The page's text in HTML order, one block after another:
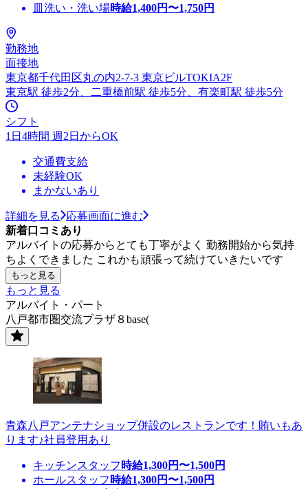
皿洗い・洗い場時給1,400円〜1,750円
勤務地
面接地
東京都千代田区丸の内2-7-3 東京ビルTOKIA2F
東京駅 徒歩2分、二重橋前駅 徒歩5分、有楽町駅 徒歩5分
シフト
1日4時間 週2日からOK
交通費支給
未経験OK
まかないあり
詳細を見る
応募画面に進む
新着口コミあり
アルバイトの応募からとても丁寧がよく 勤務開始から気持
ちよくできました これかも頑張って続けていきたいです
もっと見る
もっと見る
アルバイト・パート
八戸都市圏交流プラザ８base(
青森八戸アンテナショップ併設のレストランです！賄いもあ
ります♪社員登用あり
キッチンスタッフ 時給1,300円〜1,500円
ホールスタッフ 時給1,300円〜1,500円